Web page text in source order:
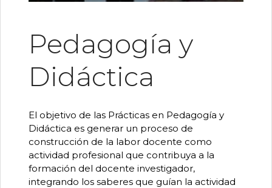
Pedagogía y
Didáctica
El objetivo de las Prácticas en Pedagogía y
Didáctica es generar un proceso de
construcción de la labor docente como
actividad profesional que contribuya a la
formación del docente investigador,
integrando los saberes que guían la actividad